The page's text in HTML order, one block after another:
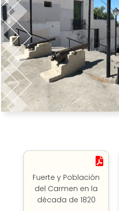
Fuerte y Población
del Carmen en la
década de 1820